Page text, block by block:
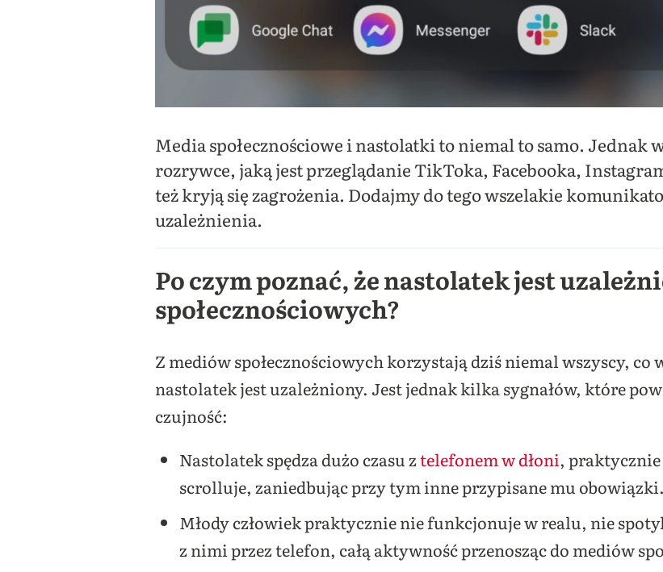
Media społecznościowe i nastolatki to niemal to samo.
rozrywce, jaką jest przeglądanie TikToka, Facebooka,
też kryją się zagrożenia. Dodajmy do tego wszelakie
uzależnienia.
Po czym poznać, że nastolatek jest
społecznościowych?
Z mediów społecznościowych korzystają dziś niemal wszyscy, co
nastolatek jest uzależniony. Jest jednak kilka sygnałów, które
czujność:
Nastolatek spędza dużo czasu ztelefonem w dłoni, praktycznie
scrolluje, zaniedbując przy tym inne przypisane mu obowiązki.
Młody człowiek praktycznie nie funkcjonuje w realu, nie
z nimi przez telefon, całą aktywność przenosząc do mediów